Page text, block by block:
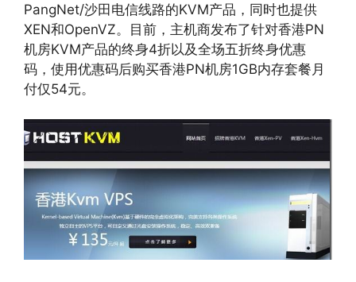
PangNet/沙田电信线路的KVM产品，同时也提供
XEN和OpenVZ。目前，主机商发布了针对香港PN
机房KVM产品的终身4折以及全场五折终身优惠
码，使用优惠码后购买香港PN机房1GB内存套餐月
付仅54元。